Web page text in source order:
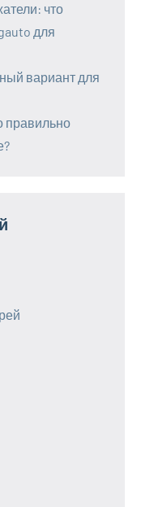
что
для
вариант для
правильно